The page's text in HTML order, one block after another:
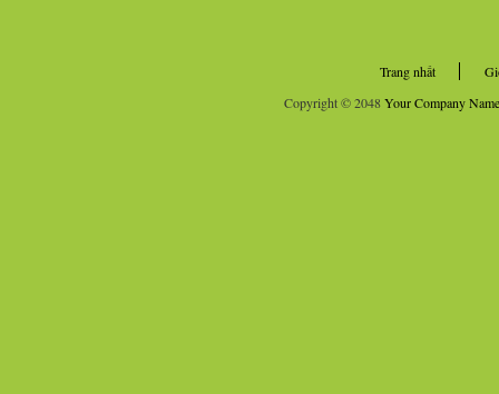
Trang nhất
Copyright © 2048Your Company Name